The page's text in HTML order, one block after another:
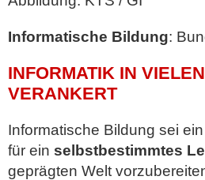
Informatische Bildung:
INFORMATIK IN
VERANKERT
Informatische Bildung sei
für ein selbstbestimmtes
geprägten Welt